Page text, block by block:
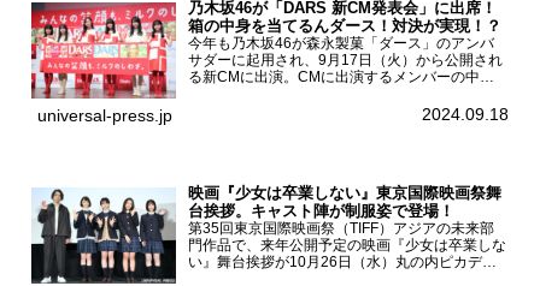
乃木坂46が「DARS 新CM発表会」に出席！
箱の中身を当てるんダース！対決が実現！？
今年も乃木坂46が森永製菓「ダース」のアンバ
サダーに起用され、9月17日（火）から公開され
る新CMに出演。CMに出演するメンバーの中か
一ノ瀬美空、菅原咲月が都内にて開催された
universal-press.jp 2024.09.18
映画『少女は卒業しない』東京国際映画祭舞
台挨拶。キャスト陣が制服姿で登場！
第35回東京国際映画祭（TIFF）アジアの未来部
門作品で、来年公開予定の映画『少女は卒業しな
い』舞台挨拶が10月26日（水）丸の内ピカデリ